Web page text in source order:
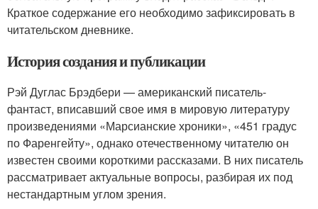
Краткое содержание его необходимо зафиксировать в
читательском дневнике.
История создания и публикации
Рэй Дуглас Брэдбери — американский писатель-
фантаст, вписавший свое имя в мировую литературу
произведениями «Марсианские хроники», «451 градус
по Фаренгейту», однако отечественному читателю он
известен своими короткими рассказами. В них писатель
рассматривает актуальные вопросы, разбирая их под
нестандартным углом зрения.